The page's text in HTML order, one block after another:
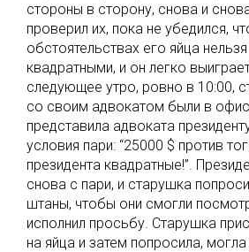
стороны в сторону, снова и
проверил их, пока не убедился,
обстоятельствах его яйца
квадратными, и он легко
следующее утро, ровно в 10:00,
со своим адвокатом были в
представила адвоката
условия пари: “25000 $ против
президента квадратные!”.
снова с пари, и старушка
штаны, чтобы они смогли
исполнил просьбу. Старушка
на яйца и затем попросила,